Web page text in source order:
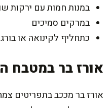
במנות חמות עם ירקות
במרקים סמיכים
כתחליף לקינואה או
אורז בר במטבח
אורז בר מככב בתפריטים